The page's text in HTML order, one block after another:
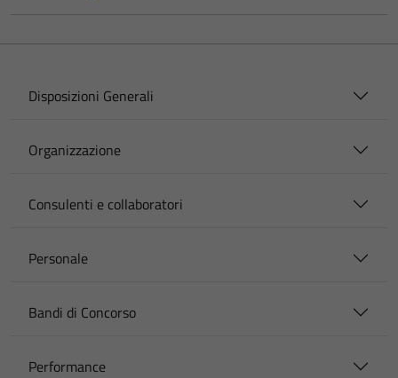
Disposizioni Generali
Organizzazione
Consulenti e collaboratori
Personale
Bandi di Concorso
Performance